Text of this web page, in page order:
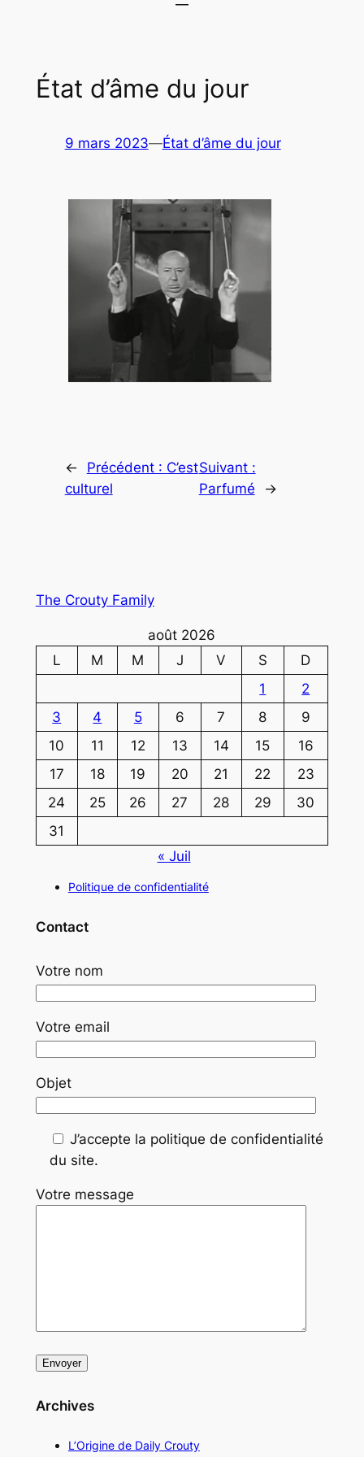
État d’âme du jour
9 mars 2023—État d’âme du jour
← Précédent : C’est
culturel
Suivant :
Parfumé
→
The Crouty Family
août 2026
L
M M J V S
D
1
2
3
4 5 6 7 8
9
10
11 12 13 14 15
16
17
18 19 20 21 22
23
24
25 26 27 28 29
30
31
« Juil
Politique de confidentialité
Contact
Votre nom
Votre email
Objet
J’accepte la politique de confidentialité
du site.
Votre message
Archives
L’Origine de Daily Crouty